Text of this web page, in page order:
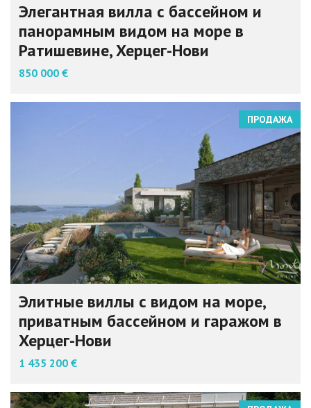
Элегантная вилла с бассейном и
панорамным видом на море в
Ратишевине, Херцег-Нови
850 000 €
ПРОДАЖА
Элитные виллы с видом на море,
приватным бассейном и гаражом в
Херцег-Нови
1 435 200 €